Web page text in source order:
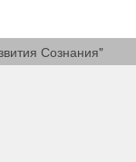
#метапортрет
Сознания"